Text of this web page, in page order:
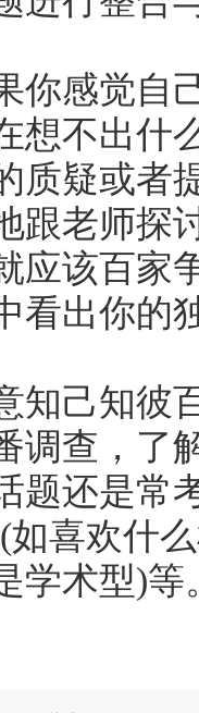
感觉自己
想不出什
质疑或者
跟老师探
应该百家
看出你的
己知彼百
调查，了
题还是常
如喜欢什
学术型)等